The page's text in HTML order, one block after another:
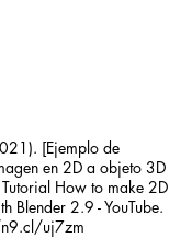
[Ejemplo de
en 2D a objeto 3D
How to make 2D
Blender 2.9 - YouTube.
uj7zm